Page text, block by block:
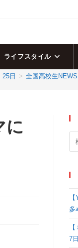
ライフスタイル
25日 > 全国高校生NEWS
に
多
7